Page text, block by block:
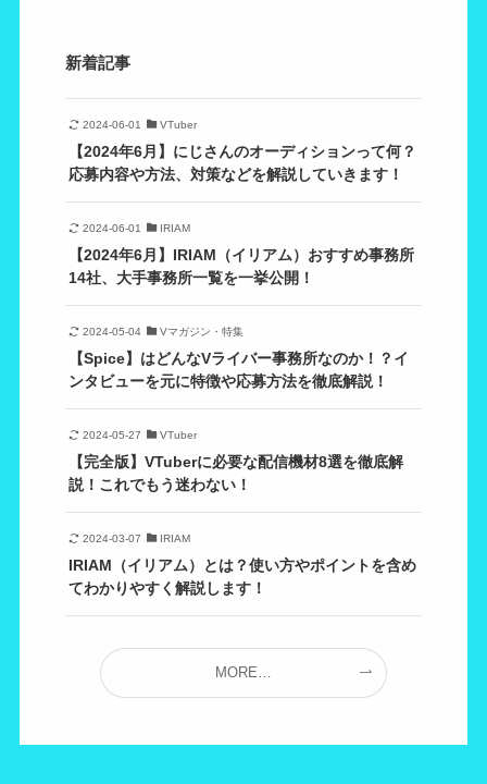
新着記事
2024-06-01 VTuber
【2024年6月】にじさんのオーディションって何？
応募内容や方法、対策などを解説していきます！
2024-06-01 IRIAM
【2024年6月】IRIAM（イリアム）おすすめ事務所
14社、大手事務所一覧を一挙公開！
2024-05-04 Vマガジン・特集
【Spice】はどんなVライバー事務所なのか！？イ
ンタビューを元に特徴や応募方法を徹底解説！
2024-05-27 VTuber
【完全版】VTuberに必要な配信機材8選を徹底解
説！これでもう迷わない！
2024-03-07 IRIAM
IRIAM（イリアム）とは？使い方やポイントを含め
てわかりやすく解説します！
MORE…